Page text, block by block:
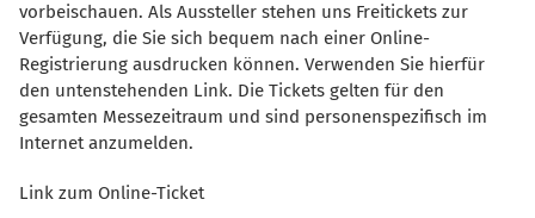
vorbeischauen. Als Aussteller stehen uns Freitickets zur
Verfügung, die Sie sich bequem nach einer Online-
Registrierung ausdrucken können. Verwenden Sie hierfür
den untenstehenden Link. Die Tickets gelten für den
gesamten Messezeitraum und sind personenspezifisch im
Internet anzumelden.
Link zum Online-Ticket